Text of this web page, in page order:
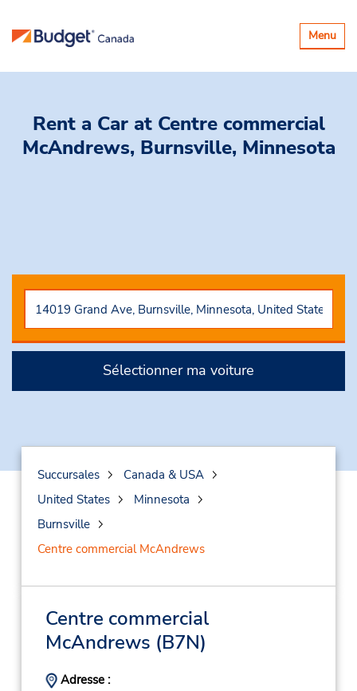
Basculer
la
Menu
Rent a Car at Centre commercial
McAndrews, Burnsville, Minnesota
Sélectionner ma voiture
Succursales
Canada & USA
United States
Minnesota
Burnsville
Centre commercial McAndrews
Centre commercial
McAndrews (B7N)
Adresse :